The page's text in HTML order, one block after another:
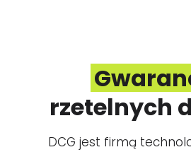
rzetelnych
DCG jest firmą